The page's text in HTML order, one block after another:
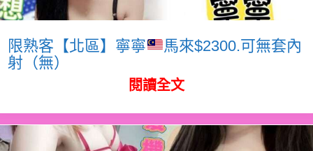
限熟客【北區】寧寧
馬來$2300.可無套內
射（無）
閱讀全文